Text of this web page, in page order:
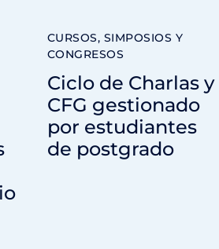
CURSOS, SIMPOSIOS Y
CONGRESOS
Ciclo de Charlas y
CFG gestionado
por estudiantes
de postgrado